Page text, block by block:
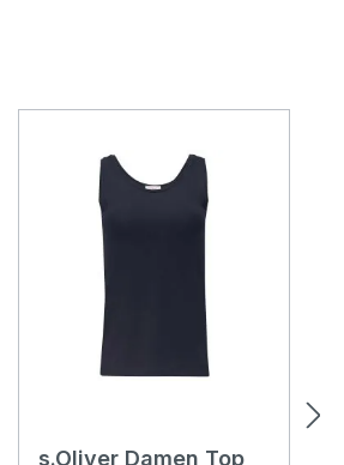
s.Oliver Damen Top